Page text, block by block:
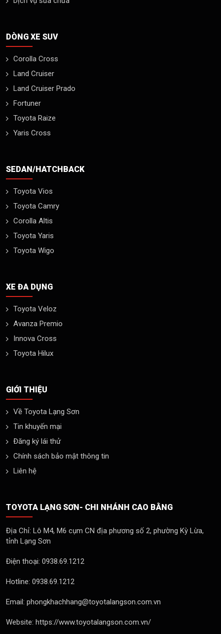
DÒNG XE SUV
Corolla Cross
Land Cruiser
Land Cruiser Prado
Fortuner
Toyota Raize
Yaris Cross
SEDAN/HATCHBACK
Toyota Vios
Toyota Camry
Corolla Altis
Toyota Yaris
Toyota Wigo
XE ĐA DỤNG
Toyota Veloz
Avanza Premio
Innova Cross
Toyota Hilux
GIỚI THIỆU
Về Toyota Lạng Sơn
Tin khuyến mại
Đăng ký lái thử
Chính sách bảo mật thông tin
Liên hệ
TOYOTA LẠNG SƠN- CHI NHÁNH CAO BẰNG
Địa Chỉ: Lô M4, M6 cụm CN địa phương số 2, phường Kỳ Lừa,
tỉnh Lạng Sơn
Điện thoại: 0938.69.1212
Hotline: 0938.69.1212
Email: phongkhachhang@toyotalangson.com.vn
Website: https://www.toyotalangson.com.vn/